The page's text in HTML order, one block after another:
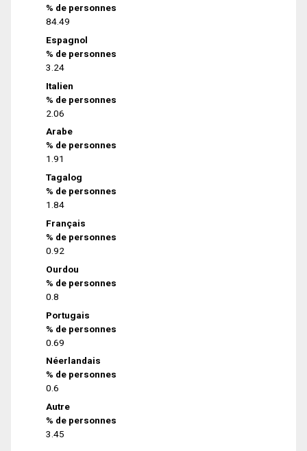
% de personnes
84.49
Espagnol
% de personnes
3.24
Italien
% de personnes
2.06
Arabe
% de personnes
1.91
Tagalog
% de personnes
1.84
Français
% de personnes
0.92
Ourdou
% de personnes
0.8
Portugais
% de personnes
0.69
Néerlandais
% de personnes
0.6
Autre
% de personnes
3.45